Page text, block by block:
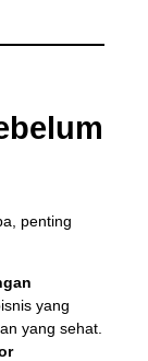
penting
yang
yang sehat.